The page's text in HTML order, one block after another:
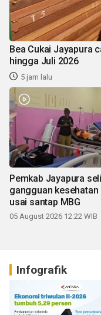
Bea Cukai Jayapura
hingga Juli 2026
5 jam lalu
Pemkab Jayapura
gangguan kesehatan
usai santap MBG
05 August 2026 12:22 WIB
Infografik